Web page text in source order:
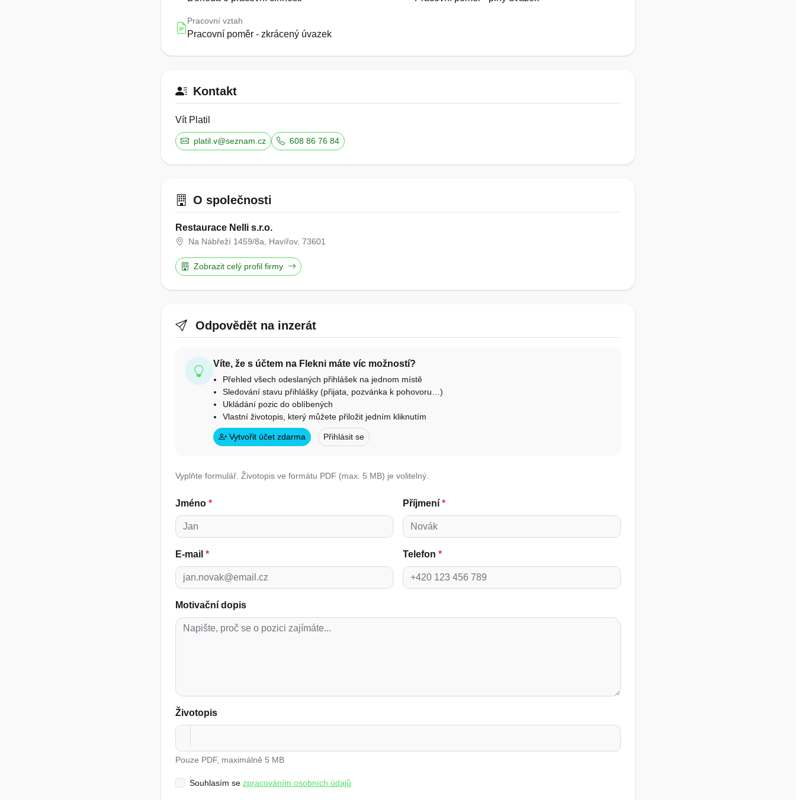
Pracovní vztah
Pracovní poměr - zkrácený úvazek
Kontakt
Vít Platil
platil.v@seznam.cz 608 86 76 84
O společnosti
Restaurace Nelli s.r.o.
Na Nábřeží 1459/8a, Havířov, 73601
Zobrazit celý profil firmy
Odpovědět na inzerát
Víte, že s účtem na Flekni máte víc možností?
Přehled všech odeslaných přihlášek na jednom místě
Sledování stavu přihlášky (přijata, pozvánka k pohovoru…)
Ukládání pozic do oblíbených
Vlastní životopis, který můžete přiložit jedním kliknutím
Vytvořit účet zdarma Přihlásit se
Vyplňte formulář. Životopis ve formátu PDF (max. 5 MB) je volitelný.
Jméno * Příjmení *
E-mail * Telefon *
Motivační dopis
Životopis
Pouze PDF, maximálně 5 MB
Souhlasím se zpracováním osobních údajů